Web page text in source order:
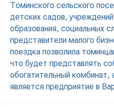
Томинского сельского
детских садов,
образования, социальных
представители малого
поездка позволила
что будет представлять
обогатительный комбинат,
является предприятие в